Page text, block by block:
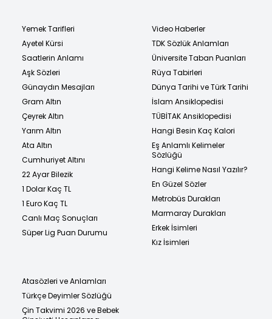
Yemek Tarifleri
Ayetel Kürsi
Saatlerin Anlamı
Aşk Sözleri
Günaydın Mesajları
Gram Altın
Çeyrek Altın
Yarım Altın
Ata Altın
Cumhuriyet Altını
22 Ayar Bilezik
1 Dolar Kaç TL
1 Euro Kaç TL
Canlı Maç Sonuçları
Süper Lig Puan Durumu
Video Haberler
TDK Sözlük Anlamları
Üniversite Taban Puanları
Rüya Tabirleri
Dünya Tarihi ve Türk Tarihi
İslam Ansiklopedisi
TÜBİTAK Ansiklopedisi
Hangi Besin Kaç Kalori
Eş Anlamlı Kelimeler
Sözlüğü
Hangi Kelime Nasıl Yazılır?
En Güzel Sözler
Metrobüs Durakları
Marmaray Durakları
Erkek İsimleri
Kız İsimleri
Atasözleri ve Anlamları
Türkçe Deyimler Sözlüğü
Çin Takvimi 2026 ve Bebek